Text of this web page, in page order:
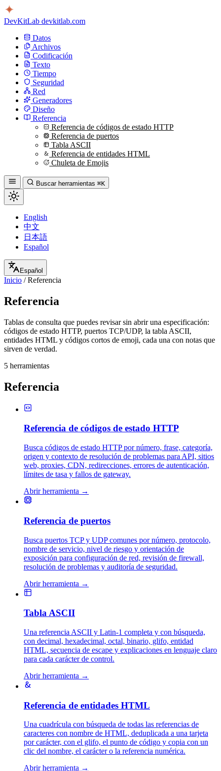
DevKitLab devkitlab.com
Datos
Archivos
Codificación
Texto
Tiempo
Seguridad
Red
Generadores
Diseño
Referencia
Referencia de códigos de estado HTTP
Referencia de puertos
Tabla ASCII
Referencia de entidades HTML
Chuleta de Emojis
Buscar herramientas ⌘K
English
中文
日本語
Español
Español
Inicio / Referencia
Referencia
Tablas de consulta que puedes revisar sin abrir una especificación:
códigos de estado HTTP, puertos TCP/UDP, la tabla ASCII,
entidades HTML y códigos cortos de emoji, cada una con notas que
sirven de verdad.
5 herramientas
Referencia
Referencia de códigos de estado HTTP
Busca códigos de estado HTTP por número, frase, categoría,
origen y contexto de resolución de problemas para API, sitios
web, proxies, CDN, redirecciones, errores de autenticación,
límites de tasa y fallos de gateway.
Abrir herramienta →
Referencia de puertos
Busca puertos TCP y UDP comunes por número, protocolo,
nombre de servicio, nivel de riesgo y orientación de
exposición para configuración de red, revisión de firewall,
resolución de problemas y auditoría de seguridad.
Abrir herramienta →
Tabla ASCII
Una referencia ASCII y Latin-1 completa y con búsqueda,
con decimal, hexadecimal, octal, binario, glifo, entidad
HTML, secuencia de escape y explicaciones en lenguaje claro
para cada carácter de control.
Abrir herramienta →
Referencia de entidades HTML
Una cuadrícula con búsqueda de todas las referencias de
caracteres con nombre de HTML, deduplicada a una tarjeta
por carácter, con el glifo, el punto de código y copia con un
clic del nombre, el carácter o la referencia numérica.
Abrir herramienta →